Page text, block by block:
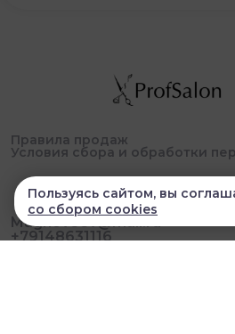
Правила продаж
Условия сбора и обработки
Magnoveev@mail.ru
+79148631116
Пользуясь сайтом, вы
со сбором cookies